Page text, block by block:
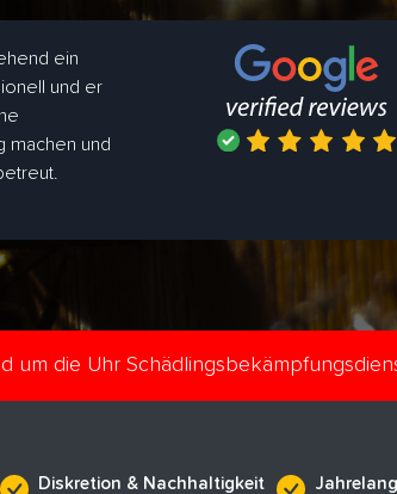
ein
und er
machen und
um die Uhr
Diskretion & Nachhaltigkeit